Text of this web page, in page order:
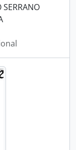
SERRANO